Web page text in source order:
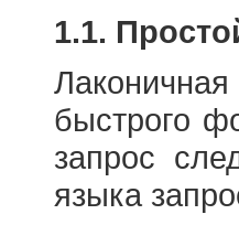
1.1.
быстрого
запрос
языка